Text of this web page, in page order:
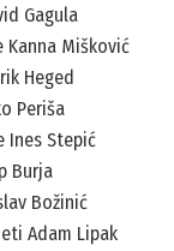
Gagula
Kanna Mišković
Heged
Periša
Ines Stepić
Burja
Božinić
Adam Lipak